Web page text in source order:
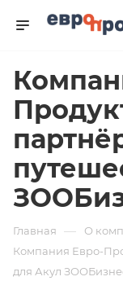
Главная — О
Компания Евро-
для Акул